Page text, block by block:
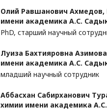
Олий Равшанович Ахмедов,
имени академика А.С.
PhD, старший научный
Луиза Бахтияровна
имени академика А.С.
младший научный сотрудник
Аббасхан Сабирханович
химии имени академика